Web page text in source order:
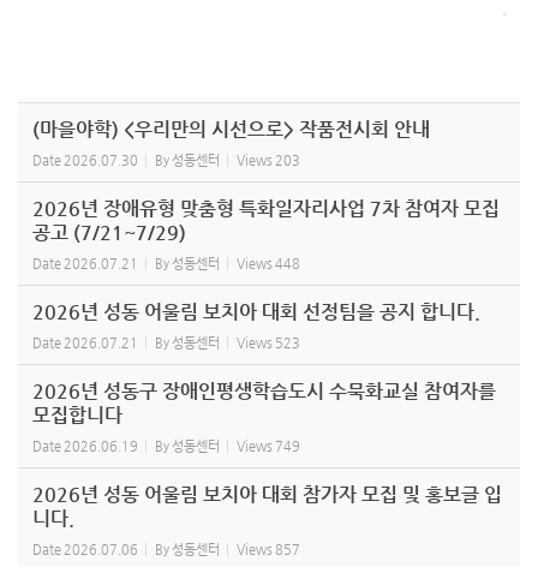
(마을야학) <우리만의 시선으로> 작품전시회 안내
Date 2026.07.30 By성동센터 Views 203
2026년 장애유형 맞춤형 특화일자리사업 7차 참여자 모집
공고 (7/21~7/29)
Date 2026.07.21 By성동센터 Views 448
2026년 성동 어울림 보치아 대회 선정팀을 공지 합니다.
Date 2026.07.21 By성동센터 Views 523
2026년 성동구 장애인평생학습도시 수묵화교실 참여자를
모집합니다
Date 2026.06.19 By성동센터 Views 749
2026년 성동 어울림 보치아 대회 참가자 모집 및 홍보글 입
니다.
Date 2026.07.06 By성동센터 Views 857